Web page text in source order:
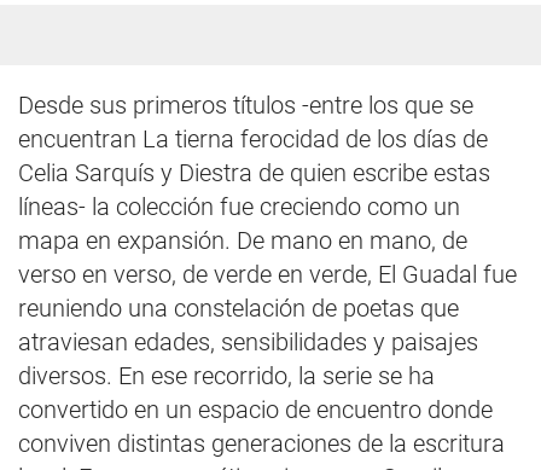
Desde sus primeros títulos -entre los que se
encuentran La tierna ferocidad de los días de
Celia Sarquís y Diestra de quien escribe estas
líneas- la colección fue creciendo como un
mapa en expansión. De mano en mano, de
verso en verso, de verde en verde, El Guadal fue
reuniendo una constelación de poetas que
atraviesan edades, sensibilidades y paisajes
diversos. En ese recorrido, la serie se ha
convertido en un espacio de encuentro donde
conviven distintas generaciones de la escritura